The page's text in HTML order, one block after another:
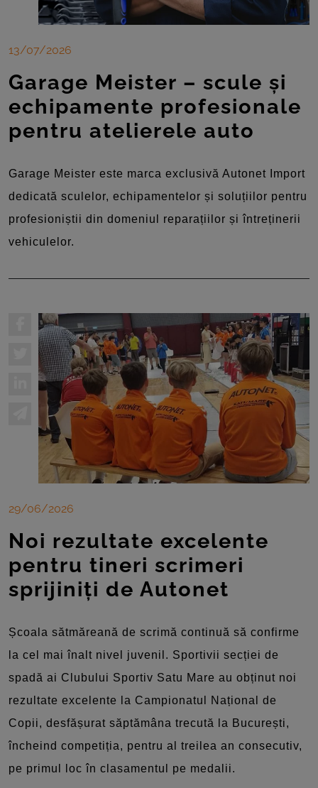
13/07/2026
Garage Meister – scule și
echipamente profesionale
pentru atelierele auto
Garage Meister este marca exclusivă Autonet Import
dedicată sculelor, echipamentelor și soluțiilor pentru
profesioniștii din domeniul reparațiilor și întreținerii
vehiculelor.
29/06/2026
Noi rezultate excelente
pentru tineri scrimeri
sprijiniți de Autonet
Școala sătmăreană de scrimă continuă să confirme
la cel mai înalt nivel juvenil. Sportivii secției de
spadă ai Clubului Sportiv Satu Mare au obținut noi
rezultate excelente la Campionatul Național de
Copii, desfășurat săptămâna trecută la București,
încheind competiția, pentru al treilea an consecutiv,
pe primul loc în clasamentul pe medalii.